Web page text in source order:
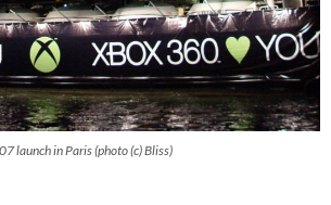
launch in Paris (photo (c) Bliss)